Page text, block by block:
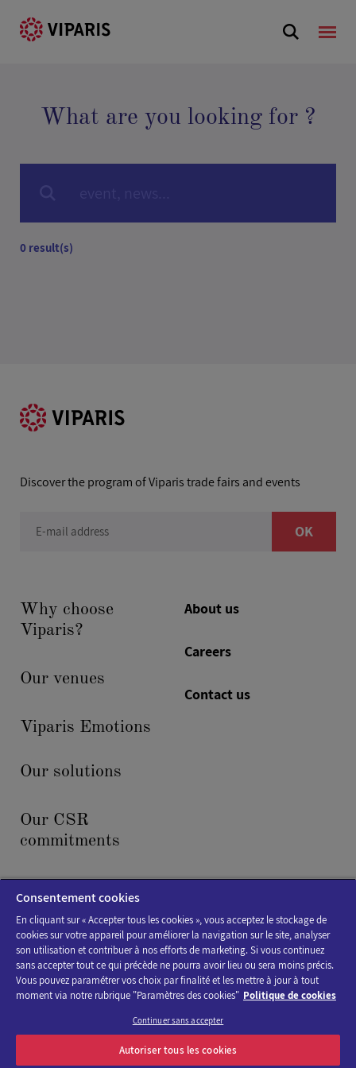
What are you looking for ?
0 result(s)
Discover the program of Viparis trade fairs and events
E-mail address OK
Why choose
Viparis?
Our venues
Viparis Emotions
Our solutions
Our CSR
commitments
News & events
About us
Careers
Contact us
Cookies policy
Legal Notice
Consentement cookies
En cliquant sur « Accepter tous les cookies », vous acceptez le stockage de
cookies sur votre appareil pour améliorer la navigation sur le site, analyser
son utilisation et contribuer à nos efforts de marketing. Si vous continuez
sans accepter tout ce qui précède ne pourra avoir lieu ou sera moins précis.
Vous pouvez paramétrer vos choix par finalité et les mettre à jour à tout
moment via notre rubrique "Paramètres des cookies" Politique de cookies
Continuer sans accepter
Autoriser tous les cookies